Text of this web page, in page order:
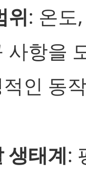
위: 온도
사항을
인 동
생태계: